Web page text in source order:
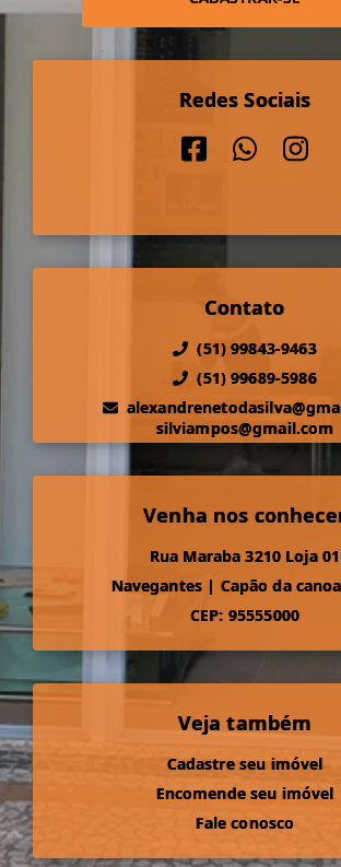
Redes Sociais
Contato
(51) 99843-9463
(51) 99689-5986
silviampos@gmail.com
Venha nos
Rua Maraba 3210 Loja 01
Navegantes | Capão da canoa
CEP: 95555000
Veja também
Cadastre seu imóvel
Encomende seu imóvel
Fale conosco